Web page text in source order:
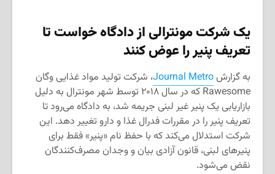
یک شرکت مونترالی از دادگاه خواست تا
تعریف پنیر را عوض کنند
به گزارشJournal Metro، شرکت تولید مواد غذایی وگان
Rawesome که در سال ۲۰۱۸ توسط شهر مونترال به دلیل
بازاریابی یک پنیر غیر لبنی جریمه شد، به دادگاه می‌رود تا
تعریف پنیر را در مقررات فدرال غذا و دارو تغییر دهد. این
شرکت استدلال می‌کند که با حفظ نام «پنیر» فقط برای
پنیرهای لبنی، قانون آزادی بیان و وجدان مصرف‌کنندگان
نقض می‌شود.